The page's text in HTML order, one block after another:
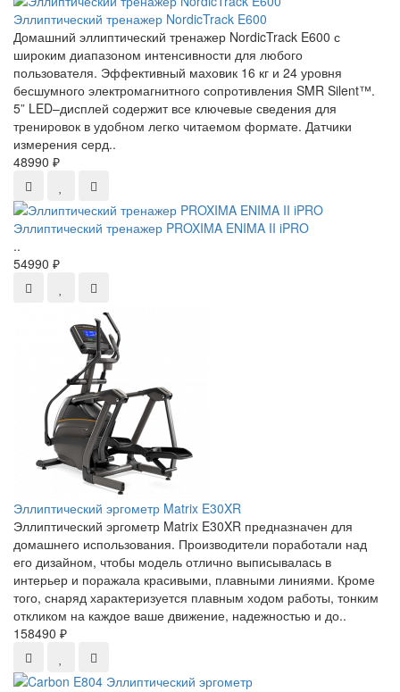
Эллиптический тренажер NordicTrack E600
Домашний эллиптический тренажер NordicTrack E600 с
широким диапазоном интенсивности для любого
пользователя. Эффективный маховик 16 кг и 24 уровня
бесшумного электромагнитного сопротивления SMR Silent™.
5” LED–дисплей содержит все ключевые сведения для
тренировок в удобном легко читаемом формате. Датчики
измерения серд..
48990 ₽
Эллиптический тренажер PROXIMA ENIMA II iPRO
..
54990 ₽
Эллиптический эргометр Matrix E30XR
Эллиптический эргометр Matrix E30XR предназначен для
домашнего использования. Производители поработали над
его дизайном, чтобы модель отлично выписывалась в
интерьер и поражала красивыми, плавными линиями. Кроме
того, снаряд характеризуется плавным ходом работы, тонким
откликом на каждое ваше движение, надежностью и до..
158490 ₽